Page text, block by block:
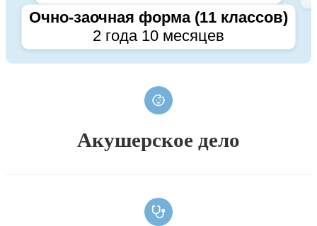
Очно-заочная форма (11 классов)
2 года 10 месяцев
Акушерское дело